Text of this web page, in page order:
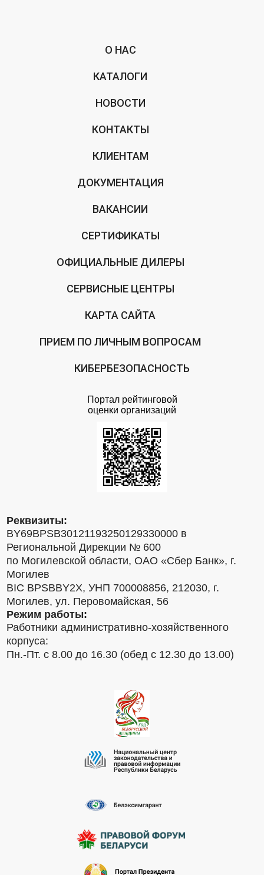
О НАС
КАТАЛОГИ
НОВОСТИ
КОНТАКТЫ
КЛИЕНТАМ
ДОКУМЕНТАЦИЯ
ВАКАНСИИ
СЕРТИФИКАТЫ
ОФИЦИАЛЬНЫЕ ДИЛЕРЫ
СЕРВИСНЫЕ ЦЕНТРЫ
КАРТА САЙТА
ПРИЕМ ПО ЛИЧНЫМ ВОПРОСАМ
КИБЕРБЕЗОПАСНОСТЬ
Портал рейтинговой
оценки организаций
Реквизиты:
BY69BPSB30121193250129330000 в
Региональной Дирекции № 600
по Могилевской области, ОАО «Сбер Банк», г.
Могилев
BIC BPSBBY2X, УНП 700008856, 212030, г.
Могилев, ул. Перовомайская, 56
Режим работы:
Работники административно-хозяйственного
корпуса:
Пн.-Пт. с 8.00 до 16.30 (обед с 12.30 до 13.00)